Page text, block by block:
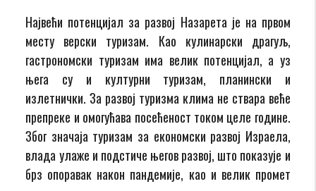
Највећи потенцијал за развој Назарета је на првом
месту верски туризам. Као кулинарски драгуљ,
гастрономски туризам има велик потенцијал, а уз
њега су и културни туризам, планински и
излетнички. За развој туризма клима не ствара веће
препреке и омогућава посећеност током целе године.
Због значаја туризам за економски развој Израела,
влада улаже и подстиче његов развој, што показује и
брз опоравак након пандемије, као и велик промет